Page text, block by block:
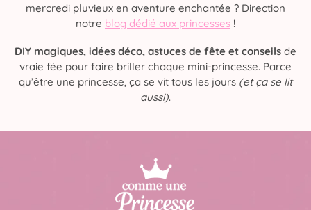
mercredi pluvieux en aventure enchantée ? Direction
notre blog dédié aux princesses !
DIY magiques, idées déco, astuces de fête et conseils de
vraie fée pour faire briller chaque mini-princesse. Parce
qu’être une princesse, ça se vit tous les jours (et ça se lit
aussi).